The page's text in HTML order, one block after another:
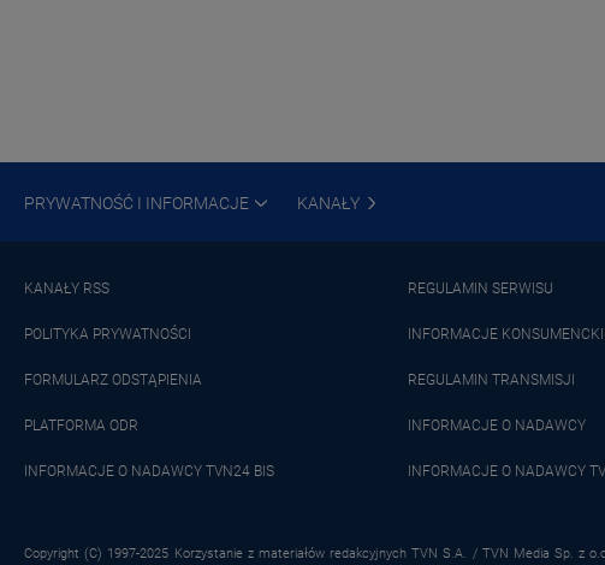
PRYWATNOŚĆ I INFORMACJE KANAŁY
KANAŁY RSS REGULAMIN SERWISU
POLITYKA PRYWATNOŚCI INFORMACJE
FORMULARZ ODSTĄPIENIA REGULAMIN TRANSMISJI
PLATFORMA ODR INFORMACJE O NADAWCY
INFORMACJE O NADAWCY TVN24 BIS INFORMACJE O NADAWCY
Copyright (C) 1997-2025 Korzystanie z materiałów redakcyjnych TVN S.A. / TVN Media Sp.